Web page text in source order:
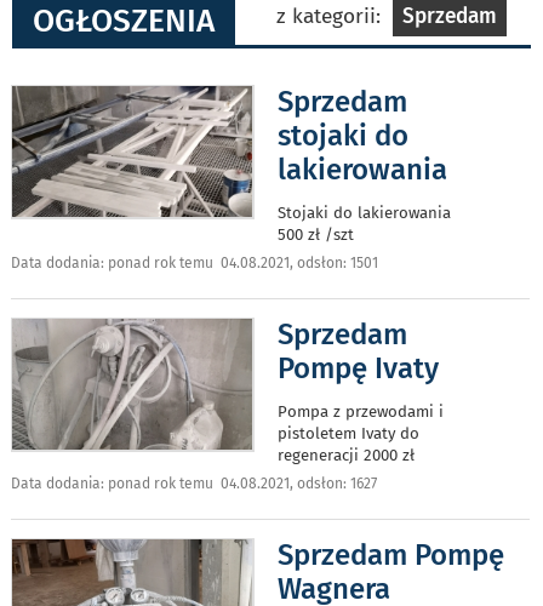
OGŁOSZENIA z kategorii: Sprzedam
Sprzedam
stojaki do
lakierowania
Stojaki do lakierowania
500 zł /szt
Data dodania: ponad rok temu 04.08.2021, odsłon: 1501
Sprzedam
Pompę Ivaty
Pompa z przewodami i
pistoletem Ivaty do
regeneracji 2000 zł
Data dodania: ponad rok temu 04.08.2021, odsłon: 1627
Sprzedam Pompę
Wagnera